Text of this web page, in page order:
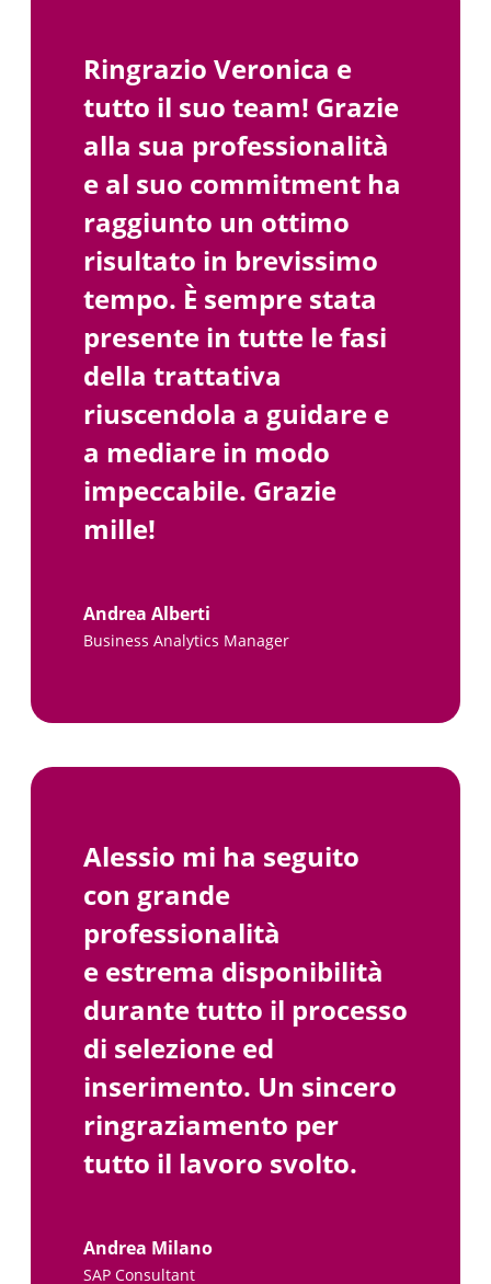
Ringrazio Veronica e
tutto il suo team! Grazie
alla sua professionalità
e al suo commitment ha
raggiunto un ottimo
risultato in brevissimo
tempo. È sempre stata
presente in tutte le fasi
della trattativa
riuscendola a guidare e
a mediare in modo
impeccabile. Grazie
mille!
Andrea Alberti
Business Analytics Manager
Alessio mi ha seguito
con grande
professionalità
e estrema disponibilità
durante tutto il processo
di selezione ed
inserimento. Un sincero
ringraziamento per
tutto il lavoro svolto.
Andrea Milano
SAP Consultant